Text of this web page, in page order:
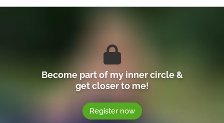
Become part of my inner circle &
get closer to me!
Register now